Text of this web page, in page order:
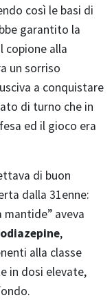
così le basi di
garantito la
copione alla
un sorriso
a conquistare
di turno che in
ed il gioco era
di buon
dalla 31enne:
mantide” aveva
,
alla classe
in dosi elevate,